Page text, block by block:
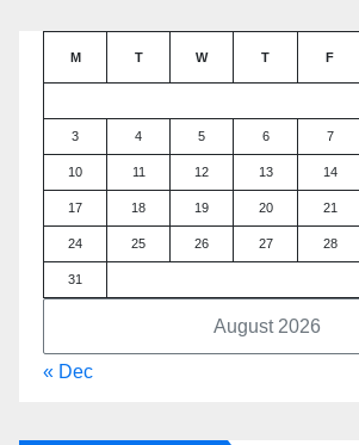
August 2026
M T W T F
3 4 5 6 7
10 11 12 13 14
17 18 19 20 21
24 25 26 27 28
31
« Dec